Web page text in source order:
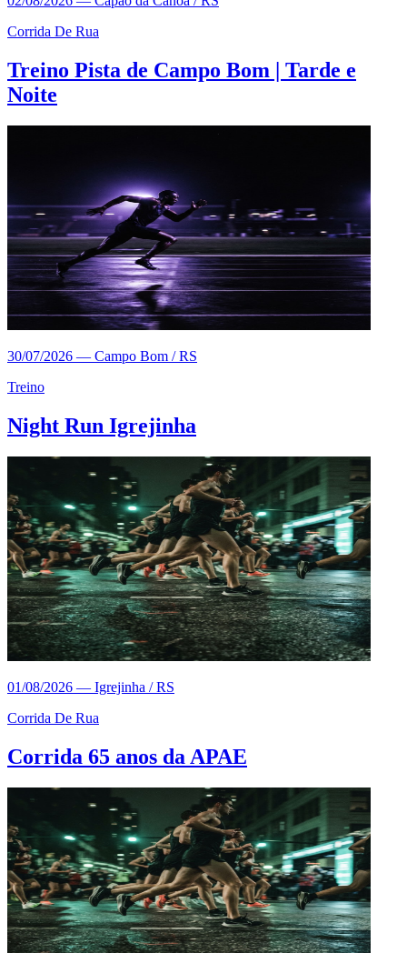
Corrida De Rua
Treino Pista de Campo Bom | Tarde e
Noite
30/07/2026 — Campo Bom / RS
Treino
Night Run Igrejinha
01/08/2026 — Igrejinha / RS
Corrida De Rua
Corrida 65 anos da APAE